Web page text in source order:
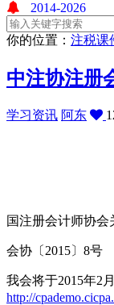
2014-2026
你的位置： 注税课
中注协注册
学习资讯 阿东
国注册会计师协
会协〔2015〕8号
我会将于2015年2
http://